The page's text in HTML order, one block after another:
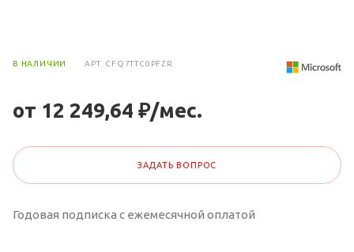
В НАЛИЧИИ АРТ. CFQ7TTC0PFZR
от 12 249,64 ₽/мес.
ЗАДАТЬ ВОПРОС
Годовая подписка с ежемесячной оплатой